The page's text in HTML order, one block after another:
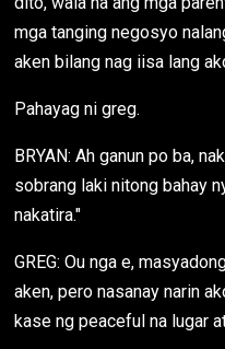
mga tanging negosyo
aken bilang nag iisa lang
Pahayag ni greg.
BRYAN: Ah ganun po ba,
sobrang laki nitong bahay
nakatira."
GREG: Ou nga e,
aken, pero nasanay narin
kase ng peaceful na lugar